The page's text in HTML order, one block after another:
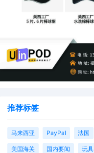
推荐标签
马来西亚 PayPal 法国
美国海关 国内要闻 玩具